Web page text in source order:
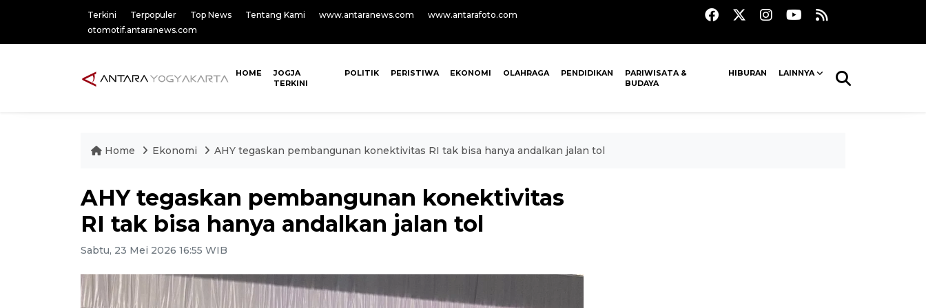
Terkini Terpopuler Top News Tentang Kami www.antaranews.com
www.antarafoto.com
otomotif.antaranews.com
HOME
JOGJA
TERKINI
POLITIK PERISTIWA EKONOMI OLAHRAGA PENDIDIKAN
PARIWISATA &
BUDAYA
HIBURAN LAINNYA
Home Ekonomi AHY tegaskan pembangunan konektivitas RI tak bisa hanya andalkan jalan tol
AHY tegaskan pembangunan konektivitas
RI tak bisa hanya andalkan jalan tol
Sabtu, 23 Mei 2026 16:55 WIB